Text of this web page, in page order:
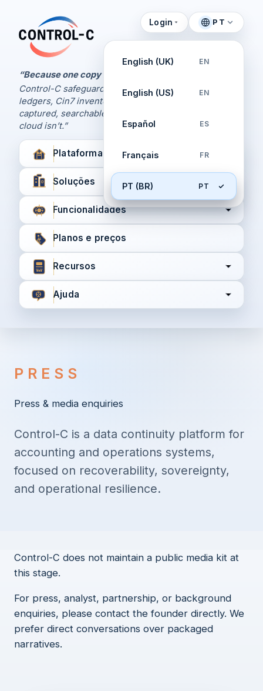
Control-C home
“Because one copy is never enough.
Control-C safeguards your Xero and QuickBooks
ledgers, Cin7 inventory, and XPM workflows,
captured, searchable, and recoverable when the
cloud isn’t.”
Login PT
English (UK) EN
English (US) EN
Español ES
Français FR
PT (BR) PT
Plataforma
Soluções
Funcionalidades
Planos e preços
Recursos
Ajuda
PRESS
Press & media enquiries
Control-C is a data continuity platform for
accounting and operations systems,
focused on recoverability, sovereignty,
and operational resilience.
Control-C does not maintain a public media kit at
this stage.
For press, analyst, partnership, or background
enquiries, please contact the founder directly. We
prefer direct conversations over packaged
narratives.
Painel de Controle
Gerencie seus backups
pela Control-C
Criar nova conta
Privacidade